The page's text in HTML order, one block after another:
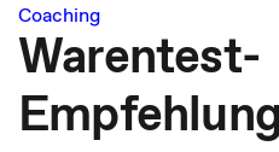
Coaching
Warentest-